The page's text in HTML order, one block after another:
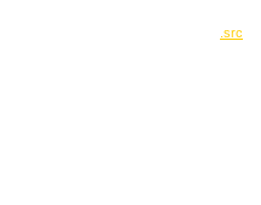
.src